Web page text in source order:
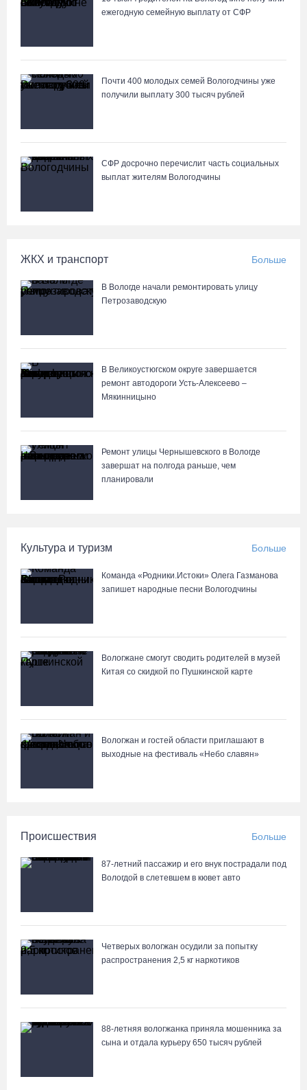
07.08.26 / 11:19
медучреждениях
В Вологде иномарка сбила 12-летнего велосипедиста
07.08.26 / 10:36
07.08.26 / 10:24
Почти 60 тысяч вологжан научились защищать себя от
киберугроз
Неизвестный мужчина погиб в подожженном в Вологодской
На Вологодчине подвели итоги XII областной Спартакиады
ветеранов и пенсионеров
07.08.26 / 08:49
ежегодную семейную выплату от СФР
Почти 400 молодых семей Вологодчины уже
получили выплату 300 тысяч рублей
СФР досрочно перечислит часть социальных
выплат жителям Вологодчины
ЖКХ и транспорт Больше
В Вологде начали ремонтировать улицу
Петрозаводскую
В Великоустюгском округе завершается
ремонт автодороги Усть-Алексеево –
Мякинницыно
Ремонт улицы Чернышевского в Вологде
завершат на полгода раньше, чем
планировали
Культура и туризм Больше
Команда «Родники.Истоки» Олега Газманова
запишет народные песни Вологодчины
Вологжане смогут сводить родителей в музей
Китая со скидкой по Пушкинской карте
Вологжан и гостей области приглашают в
выходные на фестиваль «Небо славян»
Происшествия Больше
87-летний пассажир и его внук пострадали под
Вологдой в слетевшем в кювет авто
Четверых вологжан осудили за попытку
распространения 2,5 кг наркотиков
88-летняя вологжанка приняла мошенника за
сына и отдала курьеру 650 тысяч рублей